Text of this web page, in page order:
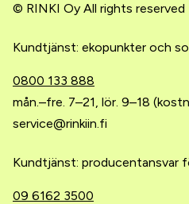
© RINKI Oy All rights reserved
Kundtjänst: ekopunkter och
0800 133 888
mån.–fre. 7–21, lör. 9–18
service@rinkiin.fi
Kundtjänst: producentansvar
09 6162 3500